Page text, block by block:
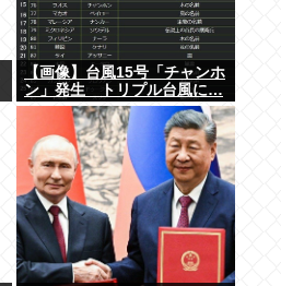
【画像】台風15号「チャンホ
ン」発生 トリプル台風に…